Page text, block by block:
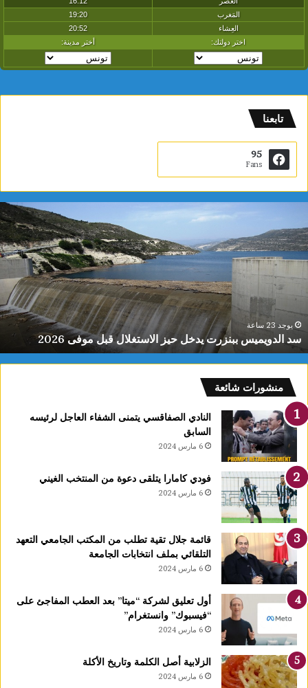
تابعنا
95
Fans
ا
ل
و
س
ب
ب
ر
ت
خ
ل
ا
ت
ل
يوجد 23 ساعة
سد الدويميس ببنزرت يدخل حيز الاستغلال قبل موفى 2026
منشورات شائعة
النادي الصفاقسي يتمنى الشفاء العاجل لرئيسه
السابق
6 مارس 2024
فودي كامارا يتلقى دعوة من المنتخب الغيني
6 مارس 2024
قائمة جلال تقية تطلب من المكتب الجامعي التعهد
التلقائي بملف انتخابات الجامعة
6 مارس 2024
أول تعليق لشركة “ميتا” بعد العطب المفاجئ على
“فيسبوك” وانستغرام”
6 مارس 2024
الزلابية أصل الكلمة وتاريخ الأكلة
6 مارس 2024